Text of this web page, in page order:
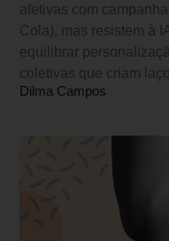
afetivas com
Cola), mas resistem à
equilibrar
coletivas que criam
Dilma Campos